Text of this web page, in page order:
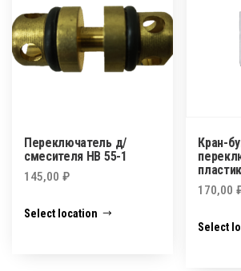
Переключатель д/
смесителя HB 55-1
145,00 ₽
Select location
Кран-
пластик
170,00
Select